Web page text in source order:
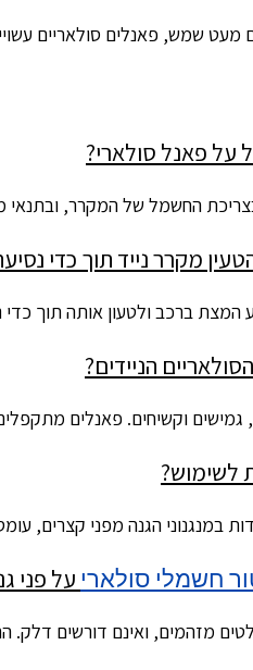
מעט שמש, פאנלים סולאריים
על פאנל סולארי?
החשמל של המקרר, ובתנאי
מקרר נייד תוך כדי
ברכב ולטעון אותה תוך כדי
הניידים?
וקשיחים. פאנלים
לשימוש?
במנגנוני הגנה מפני קצרים,
חשמלי סולארי על פני
מזהמים, ואינם דורשים דלק.